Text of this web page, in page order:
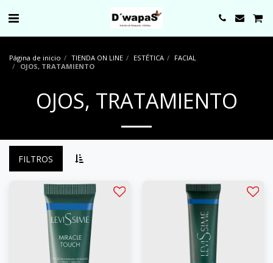
Página de inicio TIENDA ON LINE ESTÉTICA
FACIAL
OJOS, TRATAMIENTO
OJOS, TRATAMIENTO
FILTROS